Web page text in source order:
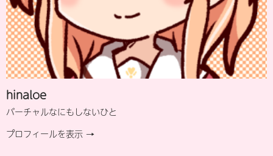
hinaloe
バーチャルなにもしないひと
プロフィールを表示 →